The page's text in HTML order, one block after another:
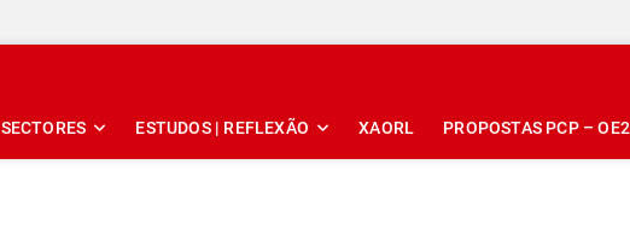
SECTORES ESTUDOS | REFLEXÃO XAORL PROPOSTAS PCP –